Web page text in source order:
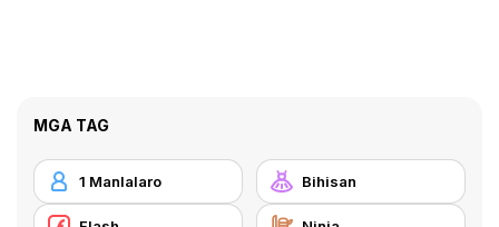
MGA TAG
1 Manlalaro Bihisan